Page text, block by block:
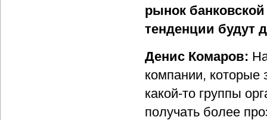
рынок
тенденции будут
Денис Комаров:
компании, которые
какой-то группы
получать более